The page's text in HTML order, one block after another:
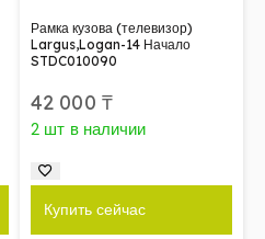
Рамка кузова (телевизор)
Largus,Logan-14 Начало
STDC010090
42 000 ₸
2 шт в наличии
Купить сейчас